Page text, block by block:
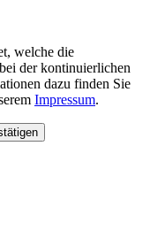
welche die
der kontinuierlichen
dazu finden Sie
Impressum.